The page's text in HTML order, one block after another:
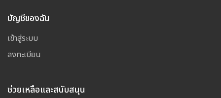
บัญชีของฉัน
เข้าสู่ระบบ
ลงทะเบียน
ช่วยเหลือและสนับสนุน